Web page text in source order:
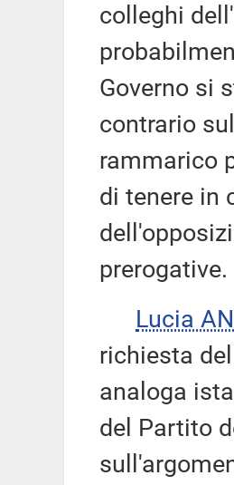
colleghi
Governo si
contrario
rammarico
di tenere in
prerogative.
Lucia
richiesta
analoga
del Partito